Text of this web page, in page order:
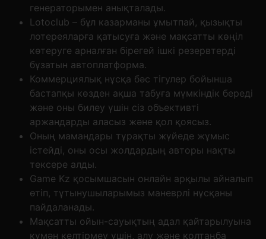
генераторымен анықталады.
Lotoclub – бұл казарманы ұмытпай, қызықты
лотереяларға қатысуға және мақсатты көңіл
көтеруге арналған бірегей ішкі резервтерді
бұзатын автоплатформа.
Коммерциялық нұсқа бәс тігулер бойынша
бастапқы көзден ақша табуға мүмкіндік береді
және оны билеу үшін сіз объективті
аржандарды аласыз және қол қоясыз.
Оның мамандары тұрақты жүйеде жұмыс
істейді, оны осы жолдардың авторы нақты
тексере алды.
Game Kz қосымшасын онлайн арқылы айналып
өтіп, тұтынушыларымыз маневрлі нұсқаны
пайдаланады.
Мақсатты ойын-сауықтың адал қайтарылуына
күмән келтірмеу үшін, алу және қолтаңба